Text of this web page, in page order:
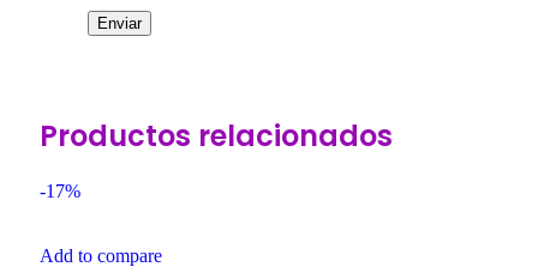
Productos relacionados
-17%
Add to compare